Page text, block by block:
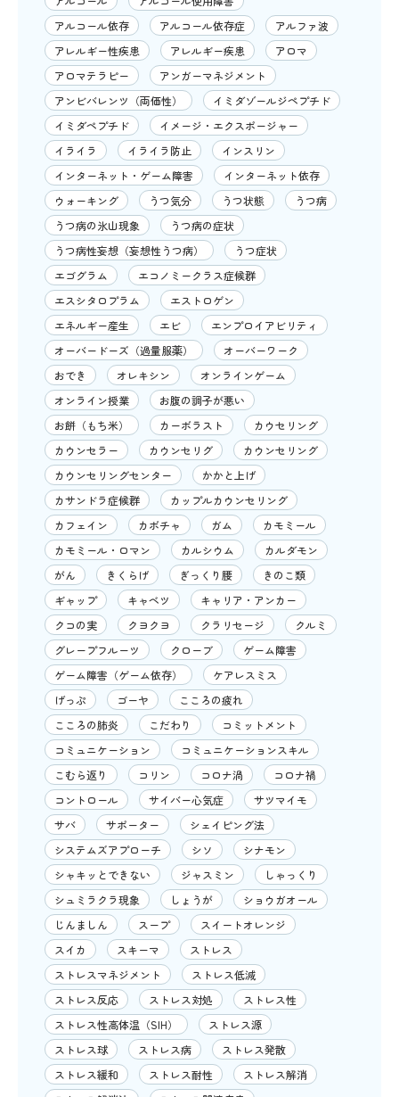
アルコール依存
アルコール依存症
アルファ波
アレルギー性疾患
アレルギー疾患
アロマ
アロマテラピー
アンガーマネジメント
アンビバレンツ（両価性）
イミダゾールジペプチド
イミダペプチド
イメージ・エクスポージャー
イライラ
イライラ防止
インスリン
インターネット・ゲーム障害
インターネット依存
ウォーキング
うつ気分 うつ状態
うつ病
うつ病の氷山現象
うつ病の症状
うつ病性妄想（妄想性うつ病）
うつ症状
エゴグラム
エコノミークラス症候群
エスシタロプラム
エストロゲン
エネルギー産生
エビ
エンプロイアビリティ
オーバードーズ（過量服薬）
オーバーワーク
おでき
オレキシン
オンラインゲーム
オンライン授業
お腹の調子が悪い
お餅（もち米）
カーボラスト
カウセリング
カウンセラー
カウンセリグ
カウンセリング
カウンセリングセンター
かかと上げ
カサンドラ症候群
カップルカウンセリング
カフェイン
カボチャ ガム
カモミール
カモミール・ロマン
カルシウム
カルダモン
がん
きくらげ ぎっくり腰
きのこ類
ギャップ
キャベツ
キャリア・アンカー
クコの実
クヨクヨ クラリセージ
クルミ
グレープフルーツ
クローブ
ゲーム障害
ゲーム障害（ゲーム依存）
ケアレスミス
げっぷ
ゴーヤ
こころの疲れ
こころの肺炎
こだわり
コミットメント
コミュニケーション
コミュニケーションスキル
こむら返り
コリン コロナ渦
コロナ禍
コントロール
サイバー心気症
サツマイモ
サバ
サポーター
シェイピング法
システムズアプローチ
シソ
シナモン
シャキッとできない
ジャスミン
しゃっくり
シュミラクラ現象
しょうが
ショウガオール
じんましん
スープ
スイートオレンジ
スイカ
スキーマ
ストレス
ストレスマネジメント
ストレス低減
ストレス反応
ストレス対処
ストレス性
ストレス性高体温（SIH）
ストレス源
ストレス球
ストレス病
ストレス発散
ストレス緩和
ストレス耐性
ストレス解消